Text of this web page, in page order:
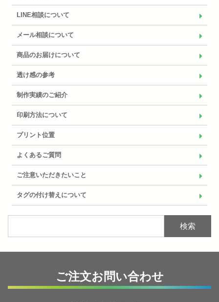
LINE相談について
メール相談について
商品のお届けについて
透け感の参考
制作実績のご紹介
印刷方法について
プリント位置
よくあるご質問
ご注意いただきたいこと
タグの付け替えについて
検索
ご注文お問い合わせ